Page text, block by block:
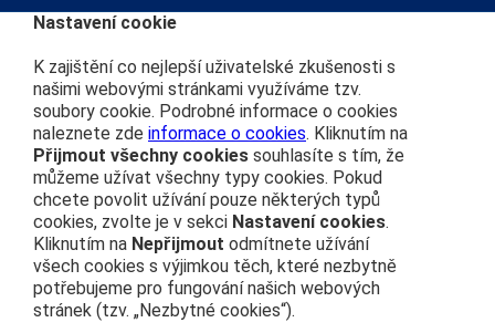
Navigace
Kontakt na redakci
info@cdprovas.cz
Vydavatel
České dráhy, a.s.
nábřeží Ludvíka Svobody 1222
110 15 Praha 1
IČO: 70994226
Další webové stránky
Můj vláček
ČD nostalgie
Vlakem na výlet
České dráhy
Osobní přeprava
ČD na sociálních sítíchČím se řídíme
Nastavení cookie
K zajištění co nejlepší uživatelské zkušenosti s
našimi webovými stránkami využíváme tzv.
soubory cookie. Podrobné informace o cookies
naleznete zde informace o cookies. Kliknutím na
Přijmout všechny cookies souhlasíte s tím, že
můžeme užívat všechny typy cookies. Pokud
chcete povolit užívání pouze některých typů
cookies, zvolte je v sekci Nastavení cookies.
Kliknutím na Nepřijmout odmítnete užívání
všech cookies s výjimkou těch, které nezbytně
potřebujeme pro fungování našich webových
stránek (tzv. „Nezbytné cookies“).